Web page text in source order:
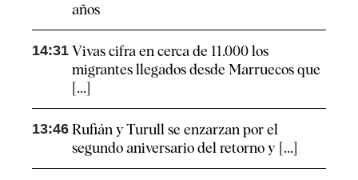
años
14:31 Vivas cifra en cerca de 11.000 los
migrantes llegados desde Marruecos que
[...]
13:46 Rufián y Turull se enzarzan por el
segundo aniversario del retorno y [...]